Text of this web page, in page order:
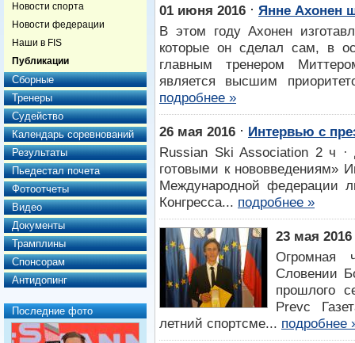
Новости спорта
Новости федерации
Наши в FIS
Публикации
Сборные
Тренеры
Судейство
Календарь соревнований
Результаты
Пьедестал почета
Фотоотчеты
Видео
Документы
Трамплины
Спонсорам
Антидопинг
Последние фото
01 июня 2016 ⋅ Янне Ахонен
В этом году Ахонен
которые он сделал сам, в
главным тренером
является высшим
подробнее »
26 мая 2016 ⋅ Интервью с
Russian Ski Association 2 ч
готовыми к нововведениям»
Международной федерации
Конгресса... подробнее »
23 мая 2016
Огромная
Словении
прошлого
Prevc
летний спортсме... подробнее